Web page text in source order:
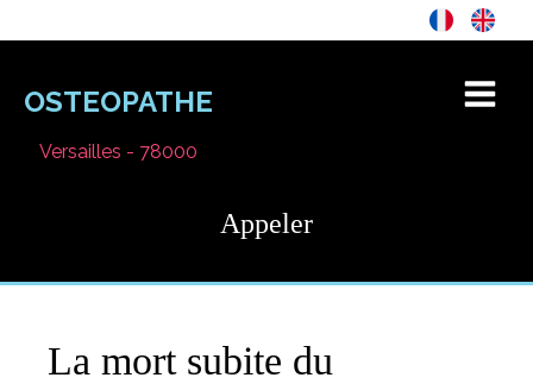
OSTEOPATHE
Versailles - 78000
Appeler
La mort subite du